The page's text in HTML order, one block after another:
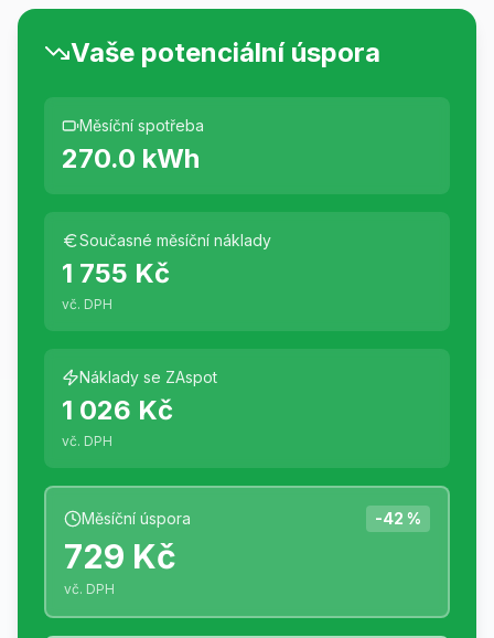
Vaše potenciální úspora
Měsíční spotřeba
270.0 kWh
Současné měsíční náklady
1 755 Kč
vč. DPH
Náklady se ZAspot
1 026 Kč
vč. DPH
Měsíční úspora -42 %
729 Kč
vč. DPH